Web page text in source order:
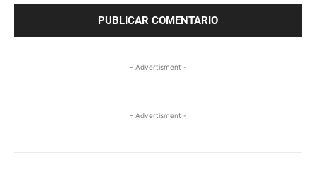
- Advertisment -
- Advertisment -